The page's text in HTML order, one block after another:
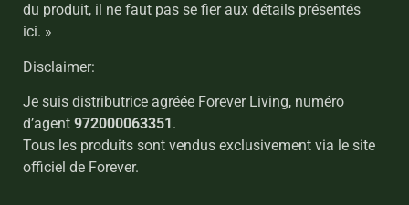
du produit, il ne faut pas se fier aux détails présentés
ici. »
Disclaimer:
Je suis distributrice agréée Forever Living, numéro
d’agent 972000063351.
Tous les produits sont vendus exclusivement via le site
officiel de Forever.